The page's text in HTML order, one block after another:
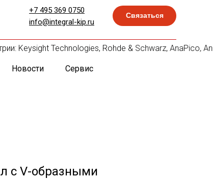
Связаться
+7 495 369 0750
info@integral-kip.ru
Keysight Technologies, Rohde & Schwarz, AnaPico,
Новости Сервис
с V-образными